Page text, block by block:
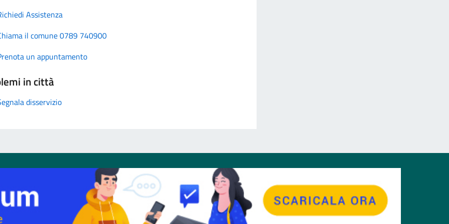
Assistenza
il comune 0789 740900
un appuntamento
in città
disservizio